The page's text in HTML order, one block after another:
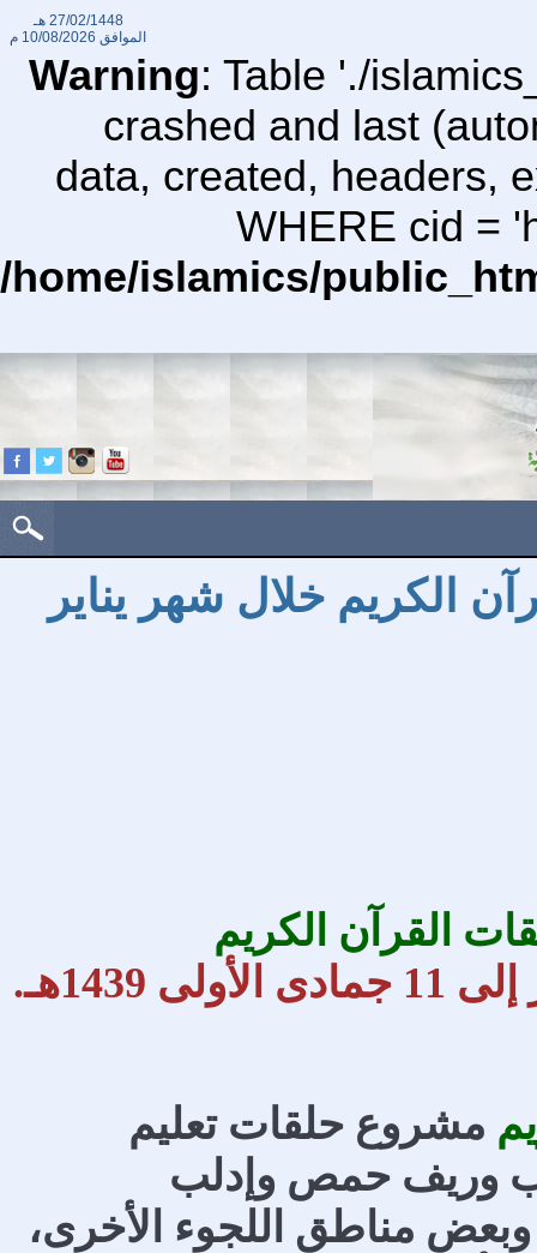
Warning: Table './
crashed and last
data, created, headers,
WHERE cid =
/home/islamics/
27/02/1448 هـ
الموافق 10/08/2026 م
الكريم خلال شهر يناير
القرآن الكريم
مشروع حلقات تعليم
وريف حمص وإدلب
مناطق اللجوء الأخرى،